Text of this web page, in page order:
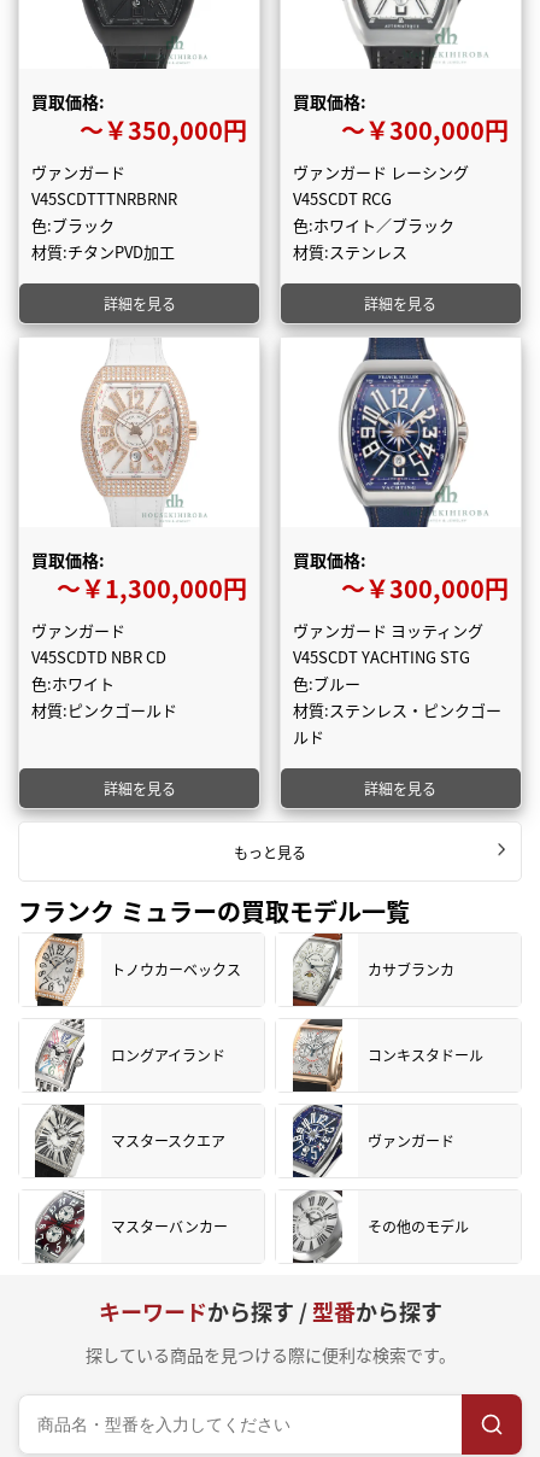
買取価格:
〜￥350,000円
ヴァンガード
V45SCDTTTNRBRNR
色:ブラック
材質:チタンPVD加工
詳細を見る
買取価格:
〜￥300,000円
ヴァンガード レーシング
V45SCDT RCG
色:ホワイト／ブラック
材質:ステンレス
詳細を見る
買取価格:
〜￥1,300,000円
ヴァンガード
V45SCDTD NBR CD
色:ホワイト
材質:ピンクゴールド
詳細を見る
買取価格:
〜￥300,000円
ヴァンガード ヨッティング
V45SCDT YACHTING STG
色:ブルー
材質:ステンレス・ピンクゴー
ルド
詳細を見る
もっと見る
フランク ミュラーの買取モデル一覧
トノウカーベックス カサブランカ
ロングアイランド コンキスタドール
マスタースクエア ヴァンガード
マスターバンカー その他のモデル
キーワードから探す /型番から探す
探している商品を見つける際に便利な検索です。